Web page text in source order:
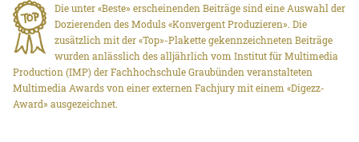
Die unter «Beste» erscheinenden Beiträge sind eine Auswahl der
Dozierenden des Moduls «Konvergent Produzieren». Die
zusätzlich mit der «Top»-Plakette gekennzeichneten Beiträge
wurden anlässlich des alljährlich vom Institut für Multimedia
Production (IMP) der Fachhochschule Graubünden veranstalteten
Multimedia Awards von einer externen Fachjury mit einem «Digezz-
Award» ausgezeichnet.